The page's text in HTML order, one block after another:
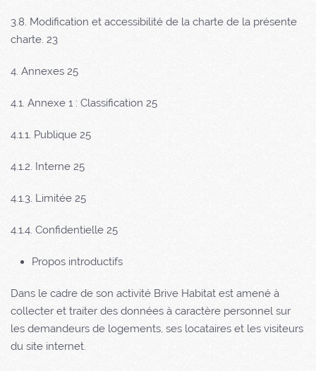
3.8. Modification et accessibilité de la charte de la présente
charte. 23
4. Annexes 25
4.1. Annexe 1 : Classification 25
4.1.1. Publique 25
4.1.2. Interne 25
4.1.3. Limitée 25
4.1.4. Confidentielle 25
Propos introductifs
Dans le cadre de son activité Brive Habitat est amené à
collecter et traiter des données à caractère personnel sur
les demandeurs de logements, ses locataires et les visiteurs
du site internet.